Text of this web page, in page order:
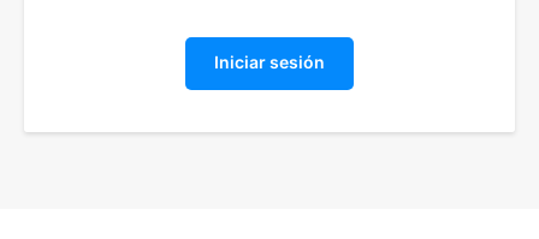
Iniciar sesión